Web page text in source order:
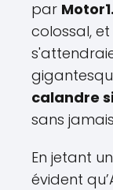
par
colossal,
calandre
sans
En jetant
évident